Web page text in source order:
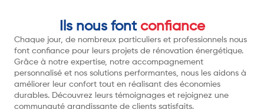
Ils nous font confiance
Chaque jour, de nombreux particuliers et professionnels nous
font confiance pour leurs projets de rénovation énergétique.
Grâce à notre expertise, notre accompagnement
personnalisé et nos solutions performantes, nous les aidons à
améliorer leur confort tout en réalisant des économies
durables. Découvrez leurs témoignages et rejoignez une
communauté grandissante de clients satisfaits.